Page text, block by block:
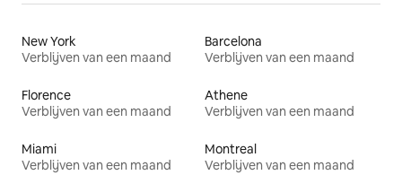
New York
Verblijven van een maand
Barcelona
Verblijven van een maand
Florence
Verblijven van een maand
Athene
Verblijven van een maand
Miami
Verblijven van een maand
Montreal
Verblijven van een maand